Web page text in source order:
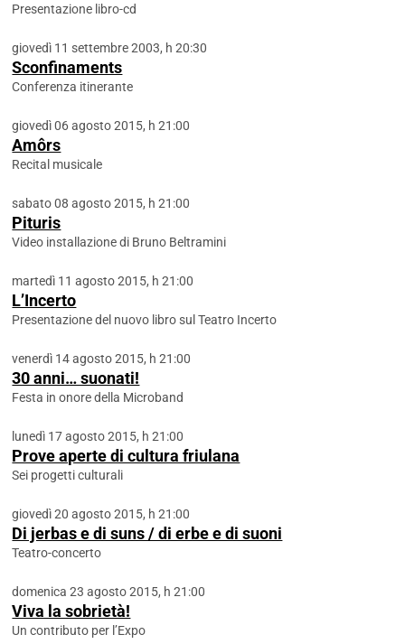
Presentazione libro-cd
giovedì 11 settembre 2003, h 20:30
Sconfinaments
Conferenza itinerante
giovedì 06 agosto 2015, h 21:00
Amôrs
Recital musicale
sabato 08 agosto 2015, h 21:00
Pituris
Video installazione di Bruno Beltramini
martedì 11 agosto 2015, h 21:00
L’Incerto
Presentazione del nuovo libro sul Teatro Incerto
venerdì 14 agosto 2015, h 21:00
30 anni… suonati!
Festa in onore della Microband
lunedì 17 agosto 2015, h 21:00
Prove aperte di cultura friulana
Sei progetti culturali
giovedì 20 agosto 2015, h 21:00
Di jerbas e di suns / di erbe e di suoni
Teatro-concerto
domenica 23 agosto 2015, h 21:00
Viva la sobrietà!
Un contributo per l’Expo